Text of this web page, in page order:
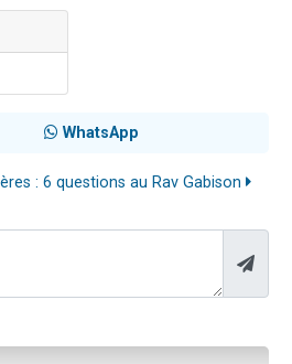
WhatsApp
: 6 questions au Rav Gabison